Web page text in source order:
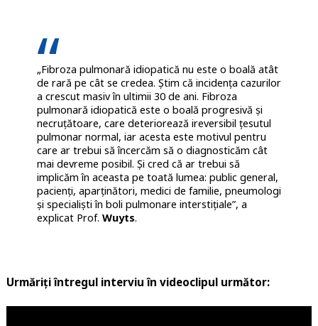
„Fibroza pulmonară idiopatică nu este o boală atât
de rară pe cât se credea. Știm că incidența cazurilor
a crescut masiv în ultimii 30 de ani. Fibroza
pulmonară idiopatică este o boală progresivă și
necruțătoare, care deteriorează ireversibil țesutul
pulmonar normal, iar acesta este motivul pentru
care ar trebui să încercăm să o diagnosticăm cât
mai devreme posibil. Și cred că ar trebui să
implicăm în aceasta pe toată lumea: public general,
pacienți, aparținători, medici de familie, pneumologi
și specialiști în boli pulmonare interstițiale”, a
explicat Prof. Wuyts.
Urmăriți întregul interviu în videoclipul următor: